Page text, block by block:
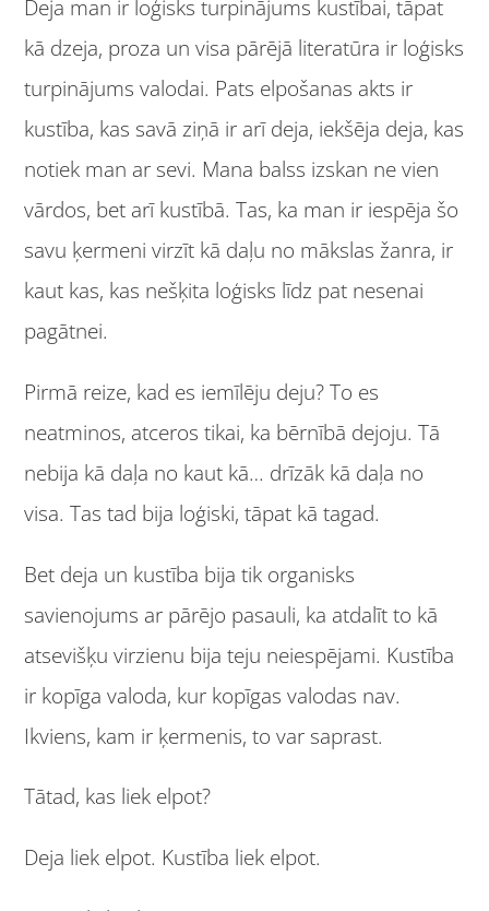
Deja man ir loģisks turpinājums kustībai, tāpat
kā dzeja, proza un visa pārējā literatūra ir loģisks
turpinājums valodai. Pats elpošanas akts ir
kustība, kas savā ziņā ir arī deja, iekšēja deja, kas
notiek man ar sevi. Mana balss izskan ne vien
vārdos, bet arī kustībā. Tas, ka man ir iespēja šo
savu ķermeni virzīt kā daļu no mākslas žanra, ir
kaut kas, kas nešķita loģisks līdz pat nesenai
pagātnei.
Pirmā reize, kad es iemīlēju deju? To es
neatminos, atceros tikai, ka bērnībā dejoju. Tā
nebija kā daļa no kaut kā… drīzāk kā daļa no
visa. Tas tad bija loģiski, tāpat kā tagad.
Bet deja un kustība bija tik organisks
savienojums ar pārējo pasauli, ka atdalīt to kā
atsevišķu virzienu bija teju neiespējami. Kustība
ir kopīga valoda, kur kopīgas valodas nav.
Ikviens, kam ir ķermenis, to var saprast.
Tātad, kas liek elpot?
Deja liek elpot. Kustība liek elpot.